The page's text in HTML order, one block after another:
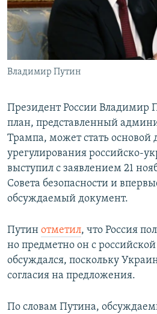
Владимир Путин
Президент России Владимир
план, представленный
Трампа, может стать основой
урегулирования российско-
выступил с заявлением 21
Совета безопасности и
обсуждаемый документ.
Путин отметил, что Россия
но предметно он с
обсуждался, поскольку
согласия на предложения.
По словам Путина,